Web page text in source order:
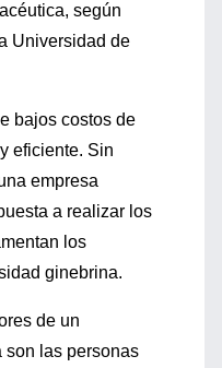
según
Universidad de
bajos costos de
eficiente. Sin
empresa
a realizar los
los
ginebrina.
de un
son las personas